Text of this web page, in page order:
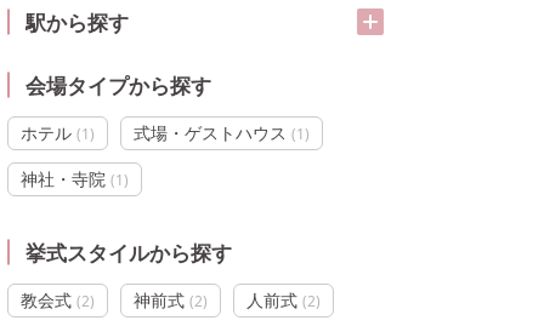
駅から探す
会場タイプから探す
ホテル (1) 式場・ゲストハウス (1)
神社・寺院 (1)
挙式スタイルから探す
教会式 (2) 神前式 (2) 人前式 (2)